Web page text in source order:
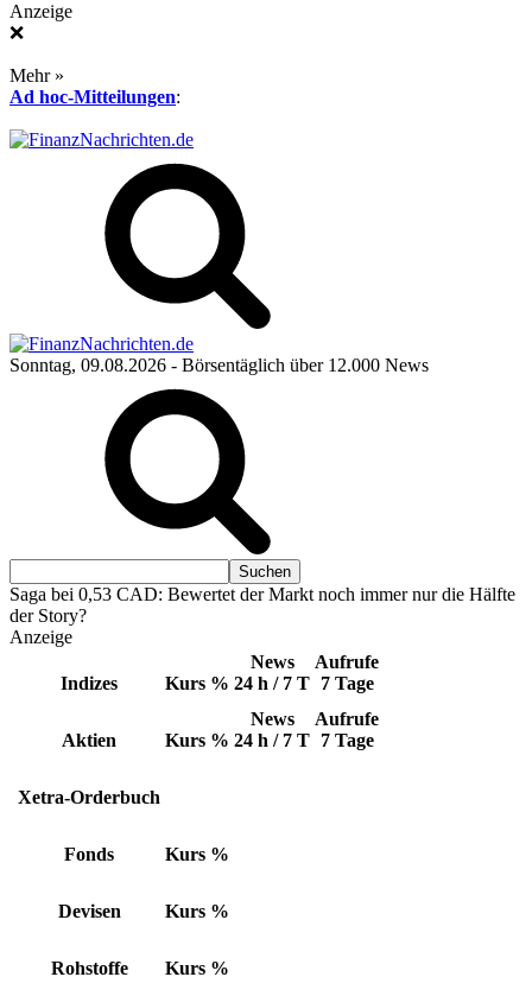
Anzeige
❌
Mehr »
Ad hoc-Mitteilungen:
Sonntag, 09.08.2026 - Börsentäglich über 12.000 News
Saga bei 0,53 CAD: Bewertet der Markt noch immer nur die Hälfte
der Story?
Anzeige
Indizes Kurs %
News
24 h / 7 T
Aufrufe
7 Tage
Aktien Kurs %
News
24 h / 7 T
Aufrufe
7 Tage
Xetra-Orderbuch
Fonds Kurs %
Devisen Kurs %
Rohstoffe Kurs %